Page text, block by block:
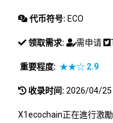
代币符号: ECO
领取需求: 需申请
重要程度: ★★☆ 2.9
收录时间: 2026/04/25
X1ecochain正在進行激